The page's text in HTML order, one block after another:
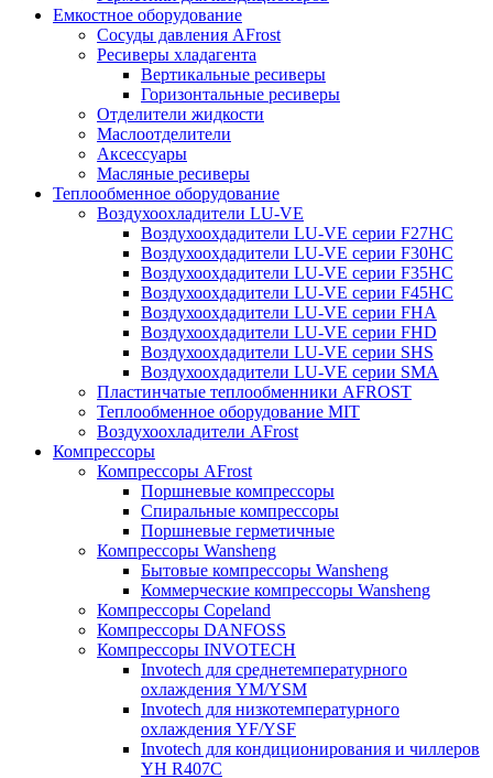
Емкостное оборудование
Сосуды давления AFrost
Ресиверы хладагента
Вертикальные ресиверы
Горизонтальные ресиверы
Отделители жидкости
Маслоотделители
Аксессуары
Масляные ресиверы
Теплообменное оборудование
Воздухоохладители LU-VE
Воздухоохдадители LU-VE серии F27HC
Воздухоохдадители LU-VE серии F30HC
Воздухоохдадители LU-VE серии F35HC
Воздухоохдадители LU-VE серии F45HC
Воздухоохдадители LU-VE серии FHA
Воздухоохдадители LU-VE серии FHD
Воздухоохдадители LU-VE серии SHS
Воздухоохдадители LU-VE серии SMA
Пластинчатые теплообменники AFROST
Теплообменное оборудование MIT
Воздухоохладители AFrost
Компрессоры
Компрессоры AFrost
Поршневые компрессоры
Спиральные компрессоры
Поршневые герметичные
Компрессоры Wansheng
Бытовые компрессоры Wansheng
Коммерческие компрессоры Wansheng
Компрессоры Copeland
Компрессоры DANFOSS
Компрессоры INVOTECH
Invotech для среднетемпературного
охлаждения YM/YSM
Invotech для низкотемпературного
охлаждения YF/YSF
Invotech для кондиционирования и чиллеров
YH R407C